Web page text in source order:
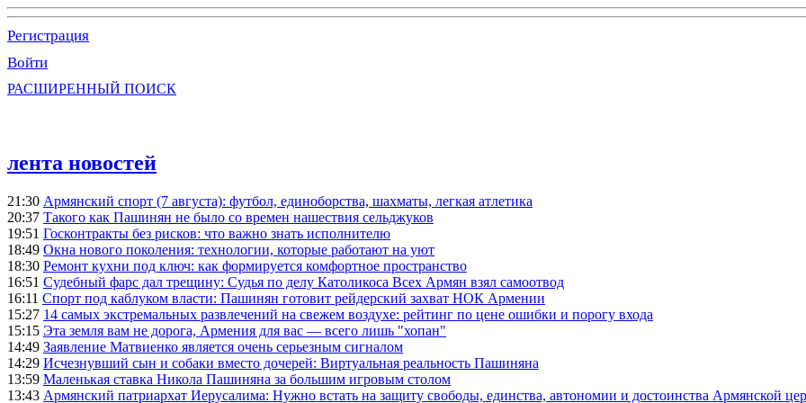
Регистрация
Войти
РАСШИРЕННЫЙ ПОИСК
лента новостей
21:30 Армянский спорт (7 августа): футбол, единоборства, шахматы, легкая атлетика
20:37 Такого как Пашинян не было со времен нашествия сельджуков
19:51 Госконтракты без рисков: что важно знать исполнителю
18:49 Окна нового поколения: технологии, которые работают на уют
18:30 Ремонт кухни под ключ: как формируется комфортное пространство
16:51 Судебный фарс дал трещину: Судья по делу Католикоса Всех Армян взял самоотвод
16:11 Спорт под каблуком власти: Пашинян готовит рейдерский захват НОК Армении
15:27 14 самых экстремальных развлечений на свежем воздухе: рейтинг по цене ошибки и порогу входа
15:15 Эта земля вам не дорога, Армения для вас — всего лишь "хопан"
14:49 Заявление Матвиенко является очень серьезным сигналом
14:29 Исчезнувший сын и собаки вместо дочерей: Виртуальная реальность Пашиняна
13:59 Маленькая ставка Никола Пашиняна за большим игровым столом
13:43 Армянский патриархат Иерусалима: Нужно встать на защиту свободы, единства, автономии и достоинства Армянской